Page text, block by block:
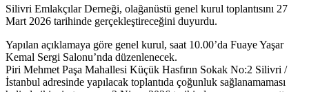
Silivri Emlakçılar Derneği, olağanüstü genel kurul toplantısını 27
Mart 2026 tarihinde gerçekleştireceğini duyurdu.
Yapılan açıklamaya göre genel kurul, saat 10.00’da Fuaye Yaşar
Kemal Sergi Salonu’nda düzenlenecek.
Piri Mehmet Paşa Mahallesi Küçük Hasfırın Sokak No:2 Silivri /
İstanbul adresinde yapılacak toplantıda çoğunluk sağlanamaması